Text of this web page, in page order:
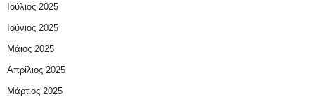
Ιούλιος 2025
Ιούνιος 2025
Μάιος 2025
Απρίλιος 2025
Μάρτιος 2025